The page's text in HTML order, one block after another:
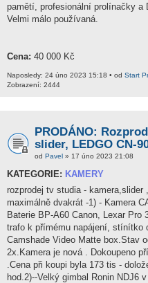
pamětí, profesionální prolínačky
Velmi málo používaná.
Cena: 40 000 Kč
Naposledy: 24 úno 2023 15:18 • od Start
Zobrazení: 2444
PRODÁNO:
slider, LEDGO CN-
od Pavel » 17 úno 2023 21:08
KATEGORIE: KAMERY
rozprodej tv studia -
maximálně dvakrát -1) - Kamera
Baterie BP-A60 Canon, Lexar
trafo k přímému napájení, stínítko
Camshade Video Matte box.Stav
2x.Kamera je nová . Dokoupeno
.Cena při koupi byla 173 tis -
hod.2)--Velký gimbal Ronin NDJ6